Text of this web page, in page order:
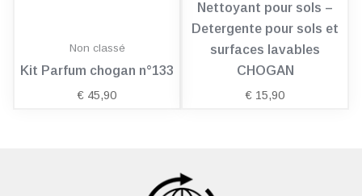
Non classé
Kit Parfum chogan n°133
€ 45,90
Nettoyant pour sols –
Detergente pour sols et
surfaces lavables
CHOGAN
€ 15,90